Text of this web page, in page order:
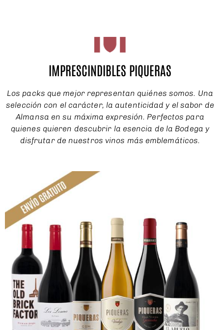
IMPRESCINDIBLES PIQUERAS
Los packs que mejor representan quiénes somos. Una
selección con el carácter, la autenticidad y el sabor de
Almansa en su máxima expresión. Perfectos para
quienes quieren descubrir la esencia de la Bodega y
disfrutar de nuestros vinos más emblemáticos.